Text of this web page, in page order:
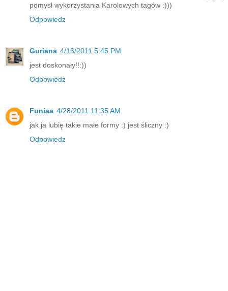
pomysł wykorzystania Karolowych tagów :)))
Odpowiedz
Guriana 4/16/2011 5:45 PM
jest doskonały!!:))
Odpowiedz
Funiaa 4/28/2011 11:35 AM
jak ja lubię takie małe formy :) jest śliczny :)
Odpowiedz